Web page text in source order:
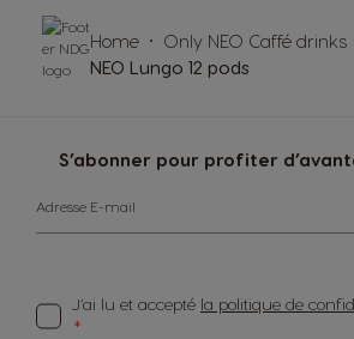
S’abonner pour profiter
Adresse E-mail
J’ai lu et accepté la politique de
Home
Only NEO Caffé drinks
NEO Lungo 12 pods